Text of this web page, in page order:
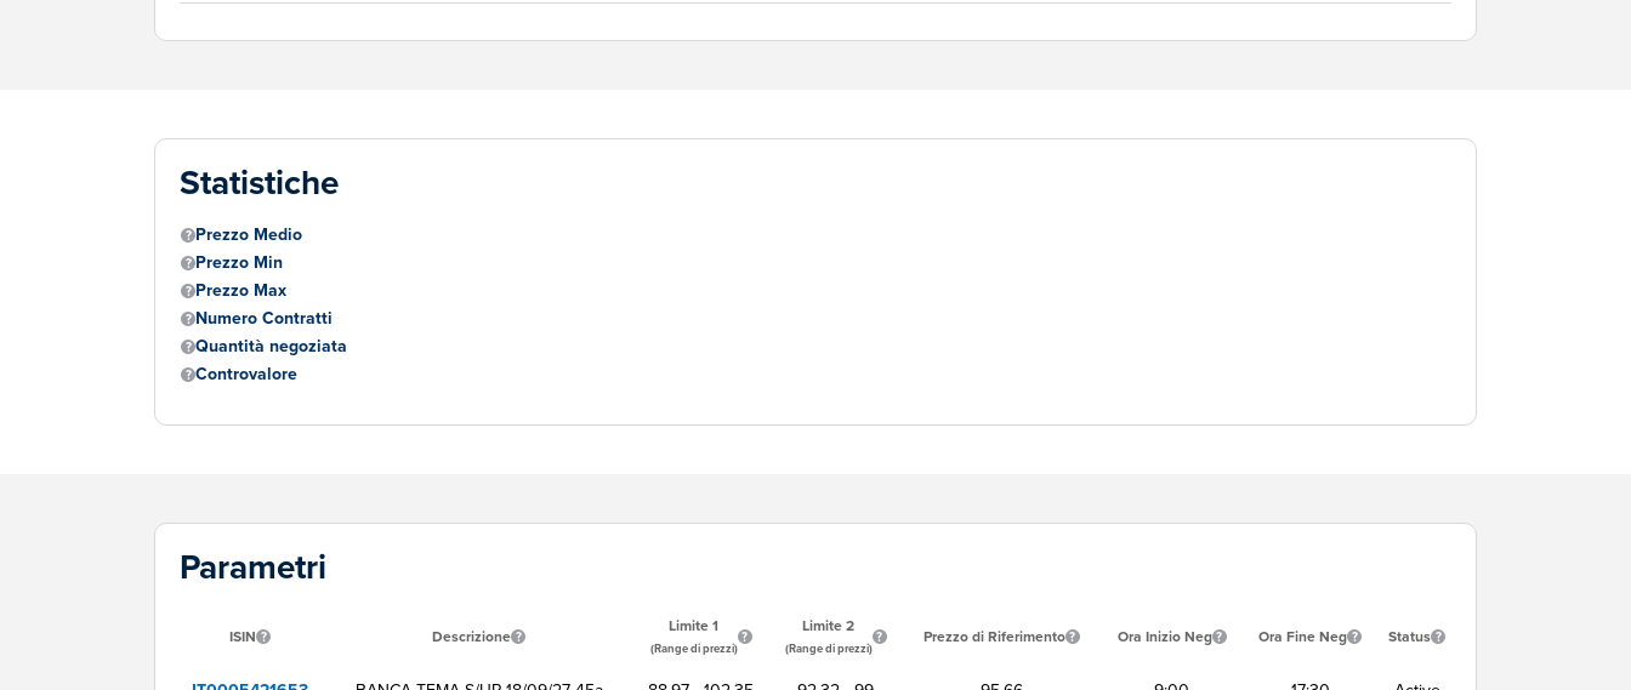
Statistiche
Prezzo Medio
Prezzo Min
Prezzo Max
Numero Contratti
Quantità negoziata
Controvalore
Parametri
ISIN Descrizione Limite 1
(Range di prezzi)
Limite 2
(Range di prezzi)
Prezzo di Riferimento Ora Inizio Neg Ora Fine Neg Status